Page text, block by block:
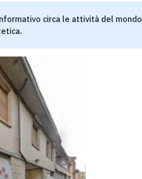
circa le attività del mondo